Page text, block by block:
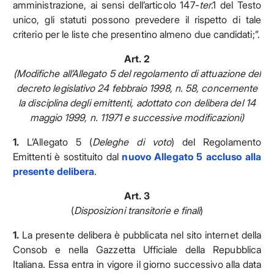
amministrazione, ai sensi dell’articolo 147-ter.1 del Testo
unico, gli statuti possono prevedere il rispetto di tale
criterio per le liste che presentino almeno due candidati;”.
Art. 2
(Modifiche all’Allegato 5 del regolamento di attuazione del
decreto legislativo 24 febbraio 1998, n. 58, concernente
la disciplina degli emittenti, adottato con delibera del 14
maggio 1999, n. 11971 e successive modificazioni)
1. L’Allegato 5 (Deleghe di voto)
del Regolamento
Emittenti è sostituito dalnuovo Allegato 5 accluso alla
presente delibera.
Art. 3
(Disposizioni transitorie e finali)
1. La presente delibera è pubblicata nel sito internet della
Consob e nella Gazzetta Ufficiale della Repubblica
Italiana. Essa entra in vigore il giorno successivo alla data